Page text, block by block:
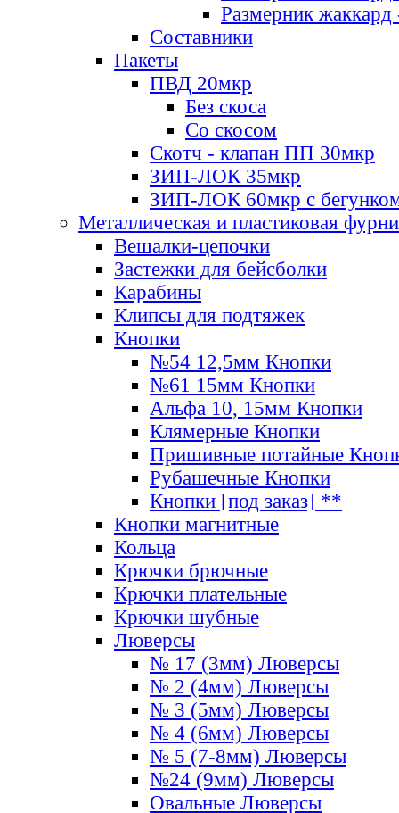
Размерник
Составники
Пакеты
ПВД 20мкр
Без скоса
Со скосом
Скотч - клапан ПП 30мкр
ЗИП-ЛОК 35мкр
ЗИП-ЛОК 60мкр с
Металлическая и пластиковая
Вешалки-цепочки
Застежки для бейсболки
Карабины
Клипсы для подтяжек
Кнопки
№54 12,5мм Кнопки
№61 15мм Кнопки
Альфа 10, 15мм Кнопки
Клямерные Кнопки
Пришивные потайные
Рубашечные Кнопки
Кнопки [под заказ] **
Кнопки магнитные
Кольца
Крючки брючные
Крючки плательные
Крючки шубные
Люверсы
№ 17 (3мм) Люверсы
№ 2 (4мм) Люверсы
№ 3 (5мм) Люверсы
№ 4 (6мм) Люверсы
№ 5 (7-8мм) Люверсы
№24 (9мм) Люверсы
Овальные Люверсы